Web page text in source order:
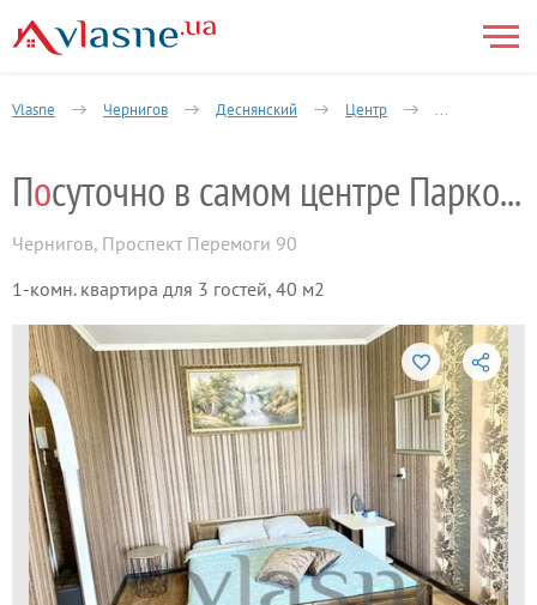
Vlasne Чернигов Деснянский Центр 1-комнатная
По суточно в самом центре Парковка рядом
Чернигов, Проспект Перемоги 90
1-комн. квартира для 3 гостей, 40 м2